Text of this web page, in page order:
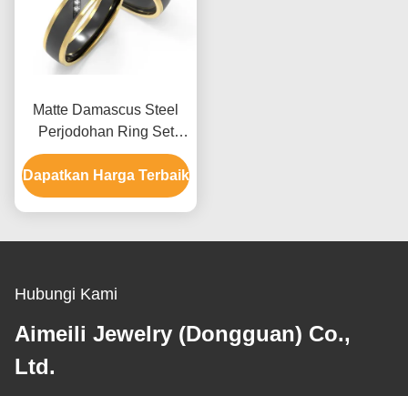
Matte Damascus Steel
Perjodohan Ring Set
Zircon Dan K Emas
Pasangan Cincin
Dapatkan Harga Terbaik
Hubungi Kami
Aimeili Jewelry (Dongguan) Co.,
Ltd.